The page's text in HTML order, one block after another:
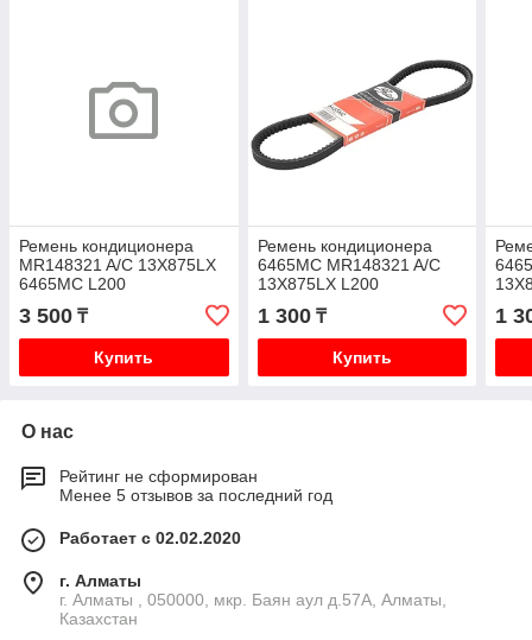
Ремень кондиционера
MR148321 A/C 13X875LX
6465MC L200
3 500 ₸
Купить
Ремень кондиционера
6465MC MR148321 A/C
13X875LX L200
1 300₸
Купить
1
О нас
Рейтинг не сформирован
Менее 5 отзывов за последний год
Работает с 02.02.2020
г. Алматы
г. Алматы , 050000, мкр. Баян аул д.57А, Алматы,
Казахстан